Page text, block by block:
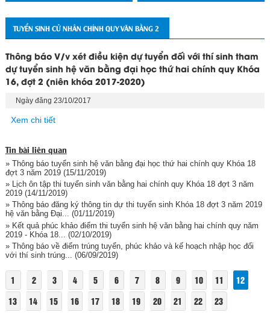
TUYỂN SINH CỬ NHÂN CHÍNH QUY VĂN BẰNG 2
Thông báo V/v xét điều kiện dự tuyển đối với thí sinh tham
dự tuyển sinh hệ văn bằng đại học thứ hai chính quy Khóa
16, đợt 2 (niên khóa 2017-2020)
Ngày đăng 23/10/2017
Xem chi tiết
Tin bài liên quan
» Thông báo tuyển sinh hệ văn bằng đại học thứ hai chính quy Khóa 18
đợt 3 năm 2019(15/11/2019)
» Lịch ôn tập thi tuyển sinh văn bằng hai chính quy Khóa 18 đợt 3 năm
2019(14/11/2019)
» Thông báo đăng ký thông tin dự thi tuyển sinh Khóa 18 đợt 3 năm 2019
hệ văn bằng Đại... (01/11/2019)
» Kết quả phúc khảo điểm thi tuyển sinh hệ văn bằng hai chính quy năm
2019 - Khóa 18...
(02/10/2019)
» Thông báo về điểm trúng tuyển, phúc khảo và kế hoạch nhập học đối
với thí sinh trúng... (06/09/2019)
1 2 3 4 5 6 7 8 9 10 11
12
13
14 15 16 17 18 19 20 21 22 23